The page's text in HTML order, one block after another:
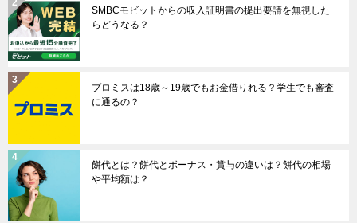
SMBCモビットからの収入証明書の提出要請を無視した
らどうなる？
プロミスは18歳～19歳でもお金借りれる？学生でも審査
に通るの？
餅代とは？餅代とボーナス・賞与の違いは？餅代の相場
や平均額は？